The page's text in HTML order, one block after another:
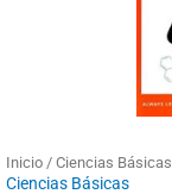
Inicio / Ciencias Básicas
Ciencias Básicas